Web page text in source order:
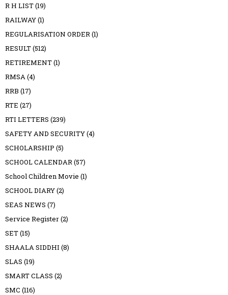
R H LIST(19)
RAILWAY(1)
REGULARISATION ORDER(1)
RESULT(512)
RETIREMENT(1)
RMSA(4)
RRB (17)
RTE (27)
RTI LETTERS (239)
SAFETY AND SECURITY(4)
SCHOLARSHIP (5)
SCHOOL CALENDAR(57)
School Children Movie (1)
SCHOOL DIARY(2)
SEAS NEWS (7)
Service Register(2)
SET(15)
SHAALA SIDDHI (8)
SLAS (19)
SMART CLASS (2)
SMC (116)